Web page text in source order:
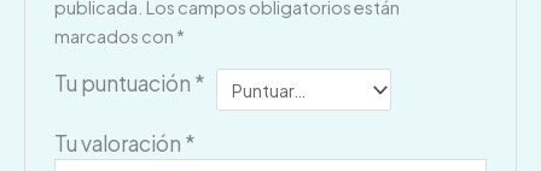
publicada. Los campos obligatorios están
marcados con *
Tu puntuación *
Tu valoración *